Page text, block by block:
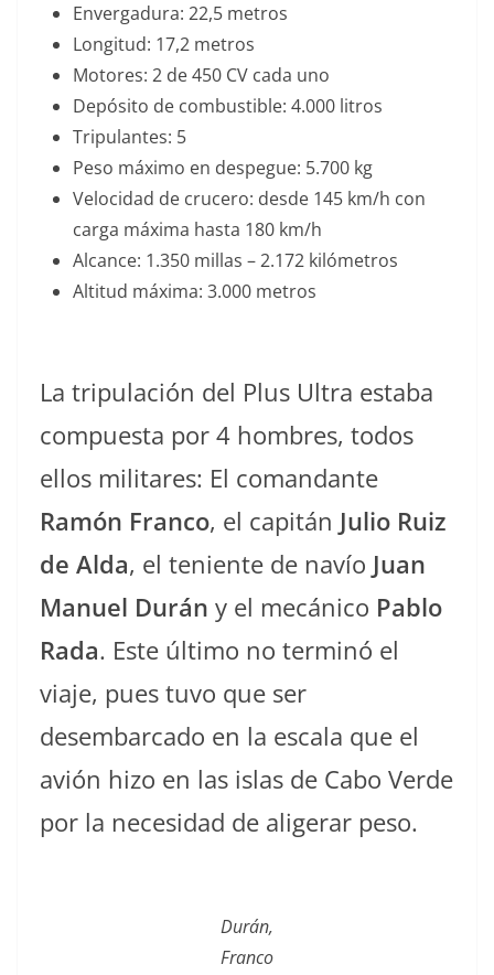
Envergadura: 22,5 metros
Longitud: 17,2 metros
Motores: 2 de 450 CV cada uno
Depósito de combustible: 4.000 litros
Tripulantes: 5
Peso máximo en despegue: 5.700 kg
Velocidad de crucero: desde 145 km/h con
carga máxima hasta 180 km/h
Alcance: 1.350 millas – 2.172 kilómetros
Altitud máxima: 3.000 metros
La tripulación del Plus Ultra estaba
compuesta por 4 hombres, todos
ellos militares: El comandante
Ramón Franco, el capitán Julio Ruiz
de Alda, el teniente de navío Juan
Manuel Durán y el mecánico Pablo
Rada. Este último no terminó el
viaje, pues tuvo que ser
desembarcado en la escala que el
avión hizo en las islas de Cabo Verde
por la necesidad de aligerar peso.
Durán,
Franco